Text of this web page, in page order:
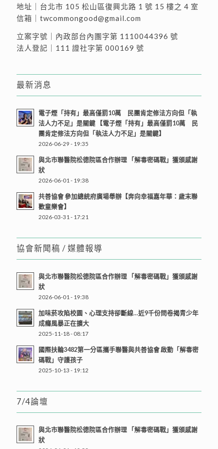
地址｜ 台北市 105 松山區復興北路 1 號 15 樓之 4 室
信箱｜ twcommongood@gmail.com
立案字號｜內政部台內團字第 1110044396 號
法人登記｜111 證社字第 000169 號
最新消息
電子煙「持有」最高僅罰10萬 民團肯定修法方向但「執
法人力不足」是關鍵 【電子煙「持有」最高僅罰10萬 民
團肯定修法方向但「執法人力不足」是關鍵】
2026-06-29 - 19:35
與北市聯醫院松德院區合作辦理 「解毒密碼戰」獲頒感謝
狀
2026-06-01 - 19:38
共善協會 參加總統府廣場舉辦【奔向幸福嘉年華：歲末聯
歡童樂會】
2026-03-31 - 17:21
協會新聞稿 / 媒體報導
與北市聯醫院松德院區合作辦理 「解毒密碼戰」獲頒感謝
狀
2026-06-01 - 19:38
加味菸攻陷校園、心理支持卻斷線…近9千份問卷揭青少年
成癮風暴正在擴大
2025-11-18 - 08:17
國際扶輪3482第一分區攜手聯醫與共善協會 啟動「解毒密
碼戰」守護孩子
2025-10-13 - 19:12
7/4論壇
與北市聯醫院松德院區合作辦理 「解毒密碼戰」獲頒感謝
狀